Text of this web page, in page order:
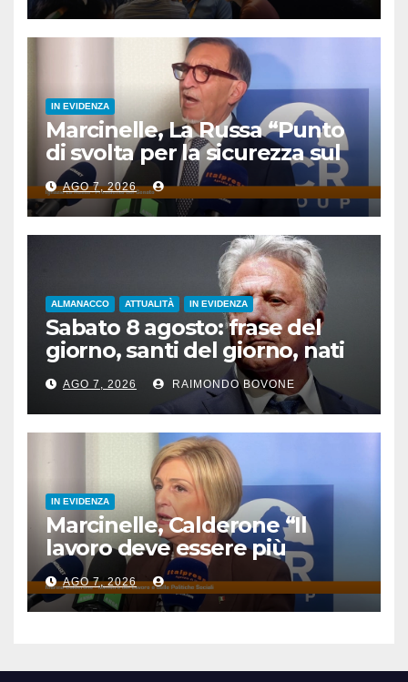
IN EVIDENZA
Marcinelle, La Russa “Punto
di svolta per la sicurezza sul
lavoro”
AGO 7, 2026
ALMANACCO ATTUALITÀ IN EVIDENZA
Sabato 8 agosto: frase del
giorno, santi del giorno, nati
famosi, accadde oggi
AGO 7, 2026 RAIMONDO BOVONE
IN EVIDENZA
Marcinelle, Calderone “Il
lavoro deve essere più
sicuro”
AGO 7, 2026